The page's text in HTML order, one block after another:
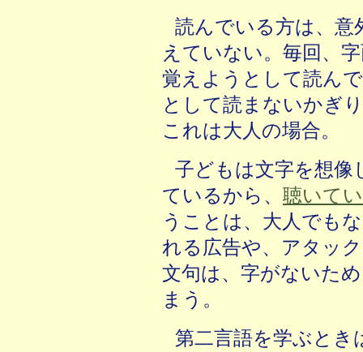
読んでいる方は、意
えていない。毎回、
覚えようとして読ん
として読まないかぎ
これは大人の場合。
子どもは文字を想像
ているから、 聴いて
うことは、大人でも
れる広告や、アタッ
文句は、字がないた
まう。
第二言語を学ぶとき